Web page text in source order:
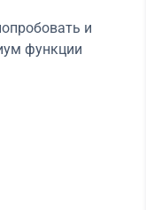
и
функции